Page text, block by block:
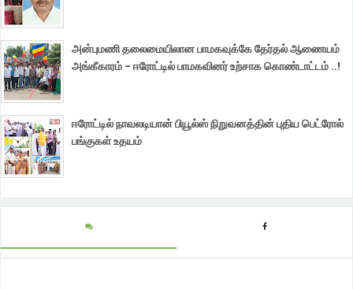
அன்புமணி தலைமையிலான பாமகவுக்கே தேர்தல் ஆணையம்
அங்கீகாரம் - ஈரோட்டில் பாமகவினர் உற்சாக கொண்டாட்டம் ..!
ஈரோட்டில் நாவலடியான் பியூல்ஸ் நிறுவனத்தின் புதிய பெட்ரோல்
பங்குகள் உதயம்